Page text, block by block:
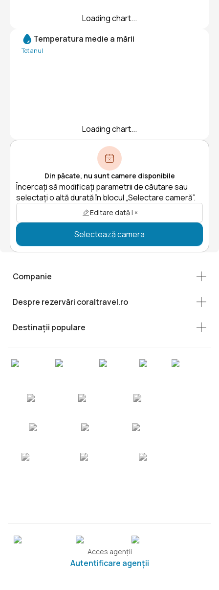
Loading chart...
Temperatura medie a mării
Tot anul
Loading chart...
Din păcate, nu sunt camere disponibile
Încercați să modificați parametrii de căutare sau
selectați o altă durată în blocul „Selectare cameră”.
Editare dată | ×
Selectează camera
Companie
Despre rezervări coraltravel.ro
Destinații populare
Acces agenții
Autentificare agenții